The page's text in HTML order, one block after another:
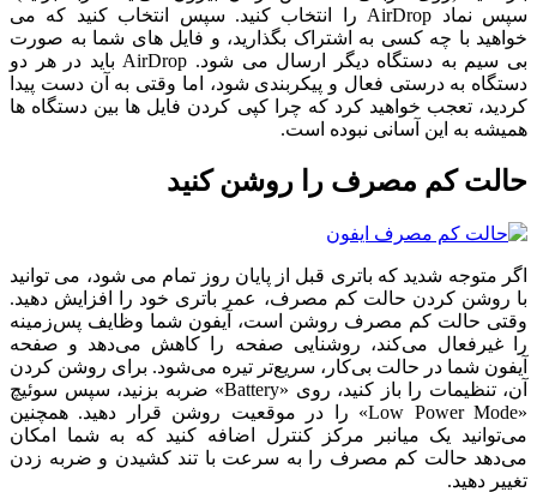
سپس نماد AirDrop را انتخاب کنید. سپس انتخاب کنید که می
خواهید با چه کسی به اشتراک بگذارید، و فایل های شما به صورت
بی سیم به دستگاه دیگر ارسال می شود. AirDrop باید در هر دو
دستگاه به درستی فعال و پیکربندی شود، اما وقتی به آن دست پیدا
کردید، تعجب خواهید کرد که چرا کپی کردن فایل ها بین دستگاه ها
همیشه به این آسانی نبوده است.
حالت کم مصرف را روشن کنید
اگر متوجه شدید که باتری قبل از پایان روز تمام می شود، می توانید
با روشن کردن حالت کم مصرف، عمر باتری خود را افزایش دهید.
وقتی حالت کم مصرف روشن است، آیفون شما وظایف پس‌زمینه
را غیرفعال می‌کند، روشنایی صفحه را کاهش می‌دهد و صفحه
آیفون شما در حالت بی‌کار، سریع‌تر تیره می‌شود. برای روشن کردن
آن، تنظیمات را باز کنید، روی «Battery» ضربه بزنید، سپس سوئیچ
«Low Power Mode» را در موقعیت روشن قرار دهید. همچنین
می‌توانید یک میانبر مرکز کنترل اضافه کنید که به شما امکان
می‌دهد حالت کم مصرف را به سرعت با تند کشیدن و ضربه زدن
تغییر دهید.